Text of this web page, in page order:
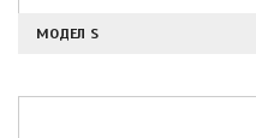
МОДЕЛ S